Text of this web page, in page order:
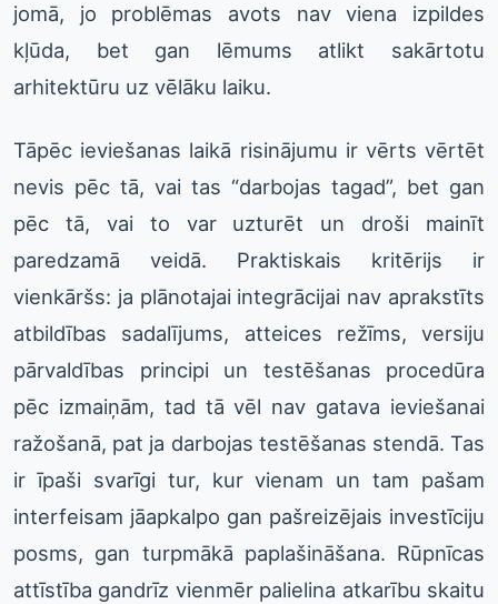
jomā, jo problēmas avots nav viena izpildes
kļūda, bet gan lēmums atlikt sakārtotu
arhitektūru uz vēlāku laiku.
Tāpēc ieviešanas laikā risinājumu ir vērts vērtēt
nevis pēc tā, vai tas “darbojas tagad”, bet gan
pēc tā, vai to var uzturēt un droši mainīt
paredzamā veidā. Praktiskais kritērijs ir
vienkāršs: ja plānotajai integrācijai nav aprakstīts
atbildības sadalījums, atteices režīms, versiju
pārvaldības principi un testēšanas procedūra
pēc izmaiņām, tad tā vēl nav gatava ieviešanai
ražošanā, pat ja darbojas testēšanas stendā. Tas
ir īpaši svarīgi tur, kur vienam un tam pašam
interfeisam jāapkalpo gan pašreizējais investīciju
posms, gan turpmākā paplašināšana. Rūpnīcas
attīstība gandrīz vienmēr palielina atkarību skaitu